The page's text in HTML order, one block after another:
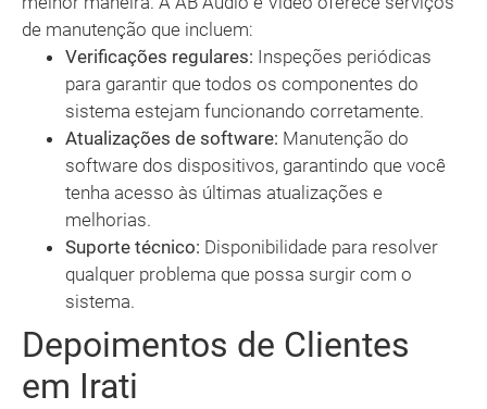
de manutenção que incluem:
Verificações regulares: Inspeções periódicas
para garantir que todos os componentes do
sistema estejam funcionando corretamente.
Atualizações de software: Manutenção do
software dos dispositivos, garantindo que você
tenha acesso às últimas atualizações e
melhorias.
Suporte técnico: Disponibilidade para resolver
qualquer problema que possa surgir com o
sistema.
Depoimentos de Clientes
em Irati